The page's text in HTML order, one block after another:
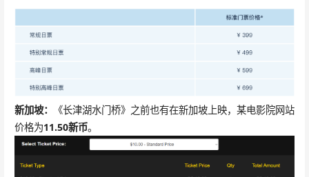
新加坡：
《长津湖水门桥》之前也有在新加坡上映，某电影院网站
价格为11.50新币。